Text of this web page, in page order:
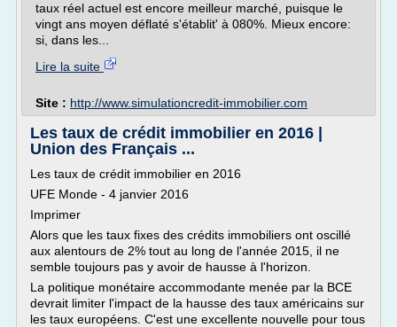
taux réel actuel est encore meilleur marché, puisque le
vingt ans moyen déflaté s'établit' à 080%. Mieux encore:
si, dans les...
Lire la suite
Site : http://www.simulationcredit-immobilier.com
Les taux de crédit immobilier en 2016 |
Union des Français ...
Les taux de crédit immobilier en 2016
UFE Monde - 4 janvier 2016
Imprimer
Alors que les taux fixes des crédits immobiliers ont oscillé
aux alentours de 2% tout au long de l'année 2015, il ne
semble toujours pas y avoir de hausse à l'horizon.
La politique monétaire accommodante menée par la BCE
devrait limiter l'impact de la hausse des taux américains sur
les taux européens. C'est une excellente nouvelle pour tous